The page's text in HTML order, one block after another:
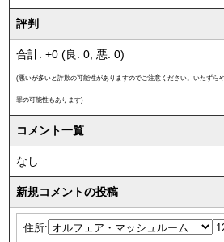
評判
合計: +0 (良: 0, 悪: 0)
(悪いが多いと詐欺の可能性がありますのでご注意ください。いたずら
罪の可能性もあります)
コメント一覧
なし
新規コメントの投稿
住所: